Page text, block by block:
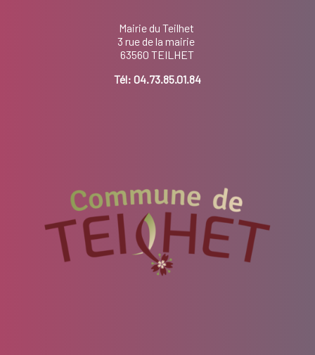
Mairie du Teilhet
3 rue de la mairie
63560 TEILHET
Tél: 04.73.85.01.84